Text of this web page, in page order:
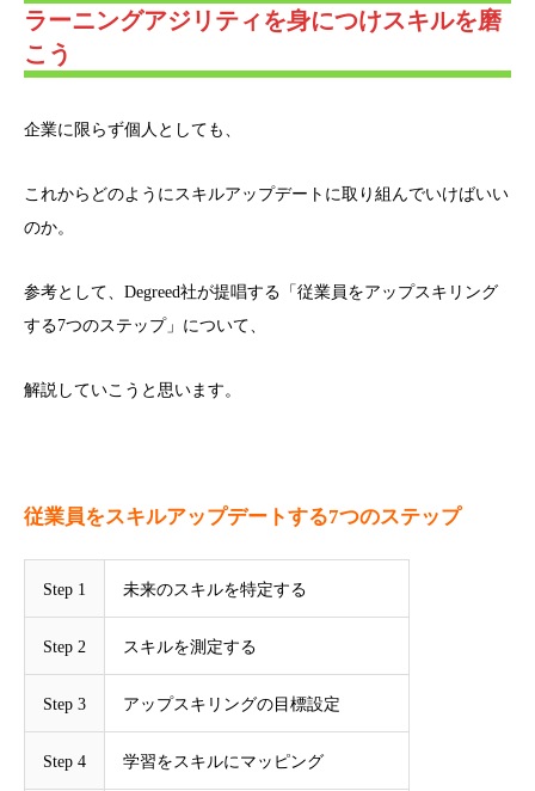
ラーニングアジリティを身につけスキルを磨
こう
企業に限らず個人としても、
これからどのようにスキルアップデートに取り組んでいけばいい
のか。
参考として、Degreed社が提唱する「従業員をアップスキリング
する7つのステップ」について、
解説していこうと思います。
従業員をスキルアップデートする7つのステップ
Step 1 未来のスキルを特定する
Step 2 スキルを測定する
Step 3 アップスキリングの目標設定
Step 4 学習をスキルにマッピング